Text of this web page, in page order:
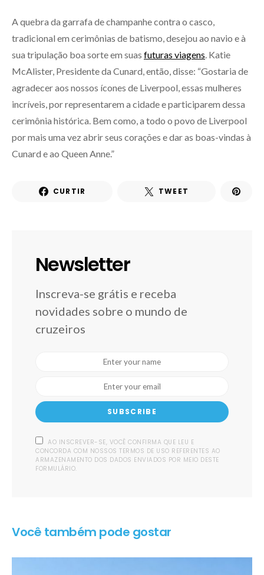
A quebra da garrafa de champanhe contra o casco,
tradicional em cerimônias de batismo, desejou ao navio e à
sua tripulação boa sorte em suas futuras viagens. Katie
McAlister, Presidente da Cunard, então, disse: “Gostaria de
agradecer aos nossos ícones de Liverpool, essas mulheres
incríveis, por representarem a cidade e participarem dessa
cerimônia histórica. Bem como, a todo o povo de Liverpool
por mais uma vez abrir seus corações e dar as boas-vindas à
Cunard e ao Queen Anne.”
CURTIR TWEET
Newsletter
Inscreva-se grátis e receba
novidades sobre o mundo de
cruzeiros
SUBSCRIBE
AO INSCREVER-SE, VOCÊ CONFIRMA QUE LEU E
CONCORDA COM NOSSOS TERMOS DE USO REFERENTES AO
ARMAZENAMENTO DOS DADOS ENVIADOS POR MEIO DESTE
FORMULÁRIO.
Você também pode gostar